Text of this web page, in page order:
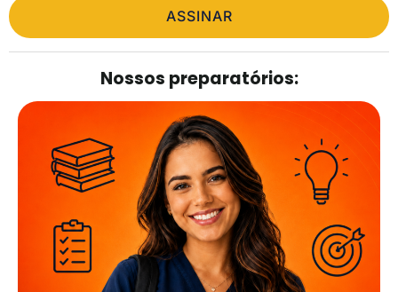
ASSINAR
Nossos preparatórios: